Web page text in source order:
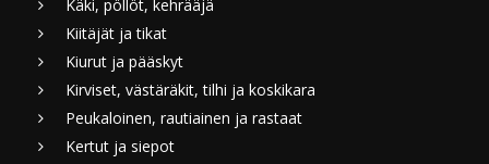
Käki, pöllöt, kehrääjä
Kiitäjät ja tikat
Kiurut ja pääskyt
Kirviset, västäräkit, tilhi ja koskikara
Peukaloinen, rautiainen ja rastaat
Kertut ja siepot